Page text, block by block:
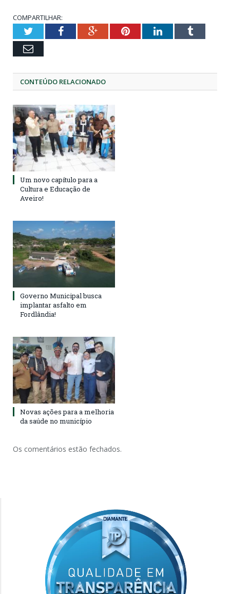
COMPARTILHAR:
TwitterFacebookGoogle+PinterestLinkedInTumblr
Email
CONTEÚDO RELACIONADO
Um novo capítulo para a
Cultura e Educação de
Aveiro!
Governo Municipal busca
implantar asfalto em
Fordlândia!
Novas ações para a melhoria
da saúde no município
Os comentários estão fechados.